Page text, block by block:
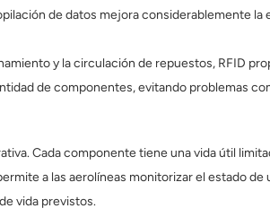
de datos mejora considerablemente la
y la circulación de repuestos, RFID
de componentes, evitando problemas
Cada componente tiene una vida útil
a las aerolíneas monitorizar el estado
vida previstos.